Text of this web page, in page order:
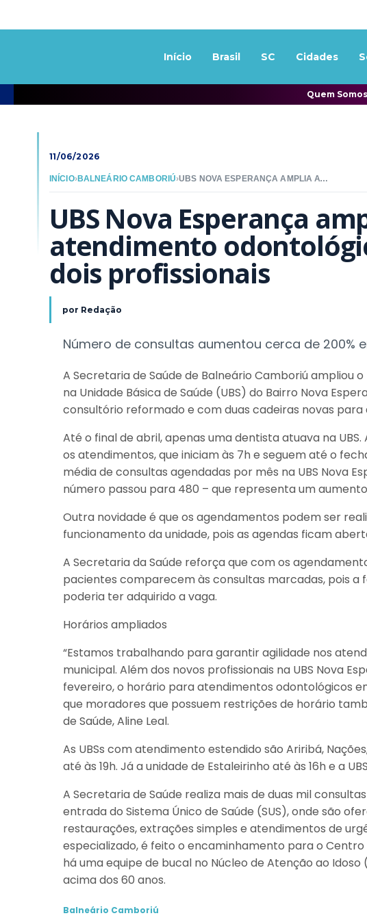
Início Brasil SC Cidades
Quem Somos
11/06/2026
INÍCIO›BALNEÁRIO CAMBORIÚ› UBS NOVA ESPERANÇA AMPLIA ATENDIMENTO ODONTOLÓGICO COM MAIS DOIS PROFISSIONAIS
UBS Nova Esperança
atendimento
dois profissionais
por Redação
Número de consultas aumentou cerca de 200%
A Secretaria de Saúde de Balneário Camboriú ampliou
na Unidade Básica de Saúde (UBS) do Bairro Nova
consultório reformado e com duas cadeiras novas
Até o final de abril, apenas uma dentista atuava na
os atendimentos, que iniciam às 7h e seguem até o
média de consultas agendadas por mês na UBS Nova
número passou para 480 – que representa um
Outra novidade é que os agendamentos podem ser
funcionamento da unidade, pois as agendas ficam
A Secretaria da Saúde reforça que com os
pacientes comparecem às consultas marcadas, pois
poderia ter adquirido a vaga.
Horários ampliados
“Estamos trabalhando para garantir agilidade nos
municipal. Além dos novos profissionais na UBS Nova
fevereiro, o horário para atendimentos odontológicos
que moradores que possuem restrições de horário
de Saúde, Aline Leal.
As UBSs com atendimento estendido são Ariribá,
até às 19h. Já a unidade de Estaleirinho até às 16h e a
A Secretaria de Saúde realiza mais de duas mil
entrada do Sistema Único de Saúde (SUS), onde são
restaurações, extrações simples e atendimentos de
especializado, é feito o encaminhamento para o
há uma equipe de bucal no Núcleo de Atenção ao
acima dos 60 anos.
Balneário Camboriú